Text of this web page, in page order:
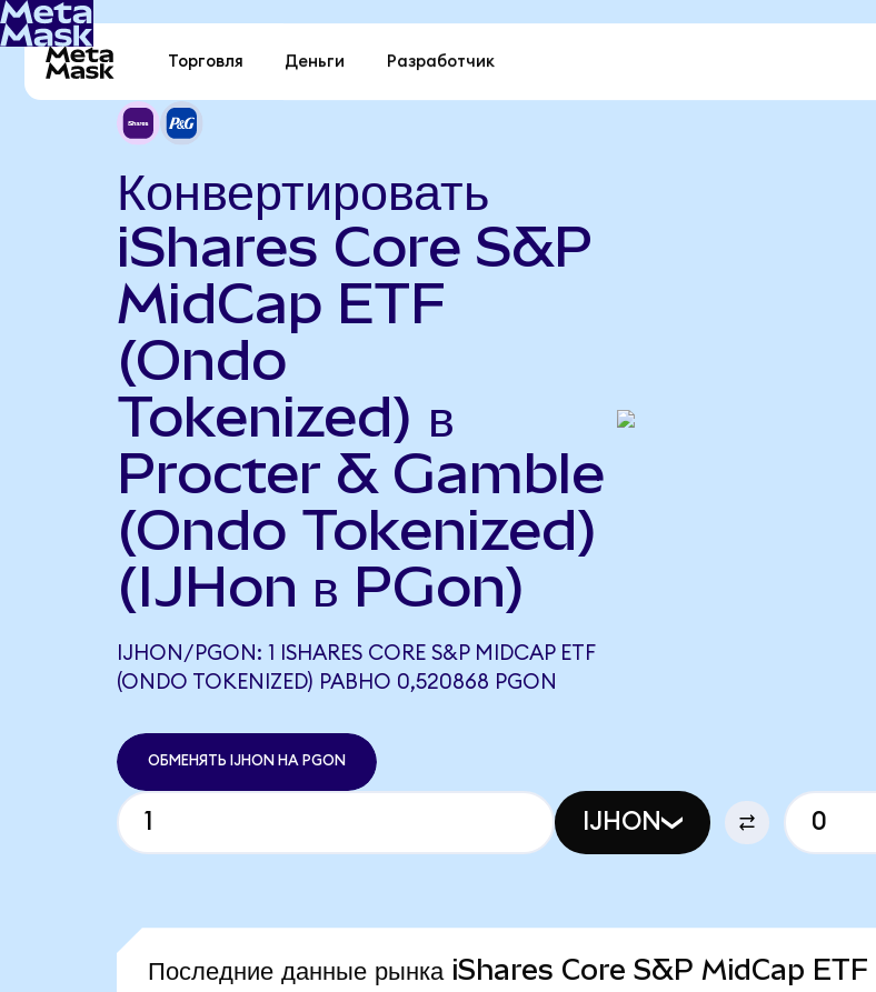
Торговля Деньги Разработчик
Конвертировать
iShares Core S&P
MidCap ETF
(Ondo
Tokenized) в
Procter & Gamble
(Ondo Tokenized)
(IJHon в PGon)
IJHON/PGON: 1 ISHARES CORE S&P MIDCAP ETF
(ONDO TOKENIZED) РАВНО 0,520868 PGON
ОБМЕНЯТЬ IJHON НА PGON
IJHON
Последние данные рынка iShares Core S&P MidCap